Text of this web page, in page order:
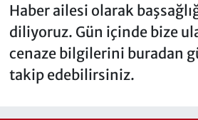
Haber ailesi olarak
diliyoruz. Gün içinde bize
cenaze bilgilerini buradan
takip edebilirsiniz.